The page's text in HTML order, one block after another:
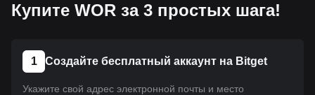
обновлениях листинга. Как только она появится
применимо ко всем криптовалютам,
размещенным на Bitget.
Купите WOR за 3 простых шага!
1 Создайте бесплатный аккаунт на Bitget
Укажите свой адрес электронной почты и место